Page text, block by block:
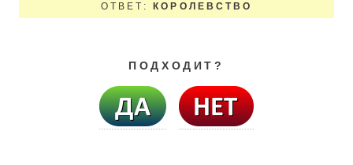
ОТВЕТ: КОРОЛЕВСТВО
ПОДХОДИТ?